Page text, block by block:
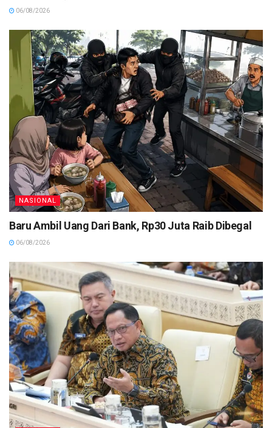
06/08/2026
NASIONAL
Baru Ambil Uang Dari Bank, Rp30 Juta Raib Dibegal
06/08/2026